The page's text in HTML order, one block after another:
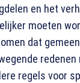
en het
moeten
dat
redenen
regels voor